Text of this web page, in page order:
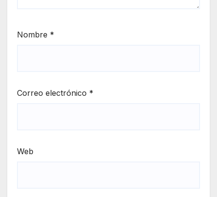
Nombre *
Correo electrónico *
Web